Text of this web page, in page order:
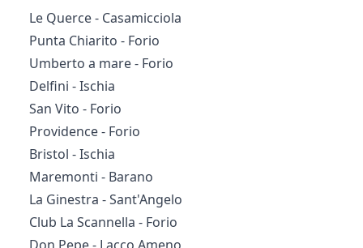
Le Querce - Casamicciola
Punta Chiarito - Forio
Umberto a mare - Forio
Delfini - Ischia
San Vito - Forio
Providence - Forio
Bristol - Ischia
Maremonti - Barano
La Ginestra - Sant'Angelo
Club La Scannella - Forio
Don Pepe - Lacco Ameno